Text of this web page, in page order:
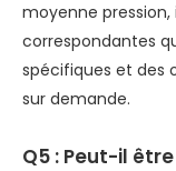
moyenne
correspondantes
spécifiques et des
sur demande.
Q5 : Peut-il